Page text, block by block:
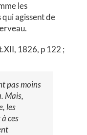
les
agissent de
1826, p 122 ;
pasmoins
Mais,
les
àces